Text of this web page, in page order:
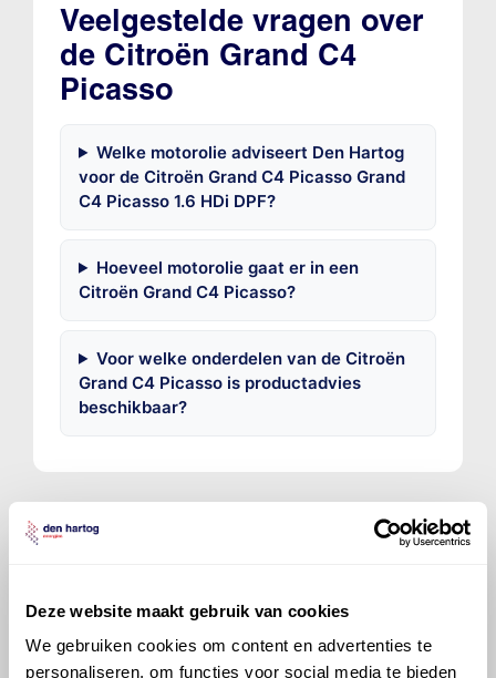
Deze website maakt gebruik van cookies
We gebruiken cookies om content en advertenties te
personaliseren, om functies voor social media te bieden
Veelgestelde vragen over
de Citroën Grand C4
Picasso
Welke motorolie adviseert Den Hartog
voor de Citroën Grand C4 Picasso Grand
C4 Picasso 1.6 HDi DPF?
Hoeveel motorolie gaat er in een
Citroën Grand C4 Picasso?
Voor welke onderdelen van de Citroën
Grand C4 Picasso is productadvies
beschikbaar?
informatie mag noch geheel noch gedeeltelijk worden
gereproduceerd, opgeslagen in een database of op
andere manieren worden overgedragen zonder